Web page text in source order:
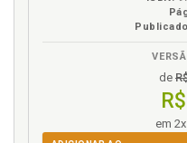
Juntada de defesa
Justiça Militar e a Lei
de
em